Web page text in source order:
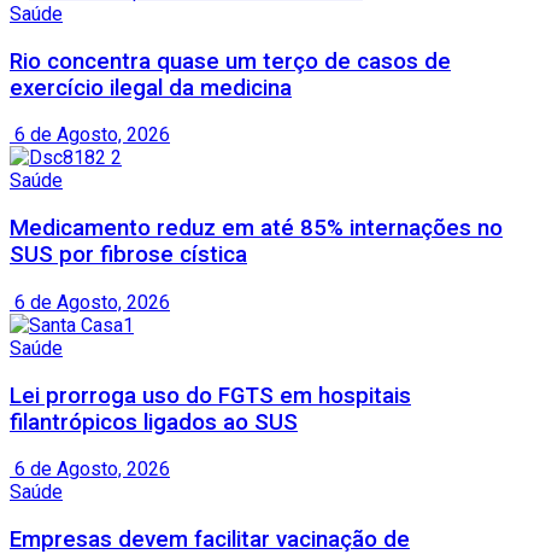
Saúde
Rio concentra quase um terço de casos de
exercício ilegal da medicina
6 de Agosto, 2026
Saúde
Medicamento reduz em até 85% internações no
SUS por fibrose cística
6 de Agosto, 2026
Saúde
Lei prorroga uso do FGTS em hospitais
filantrópicos ligados ao SUS
6 de Agosto, 2026
Saúde
Empresas devem facilitar vacinação de